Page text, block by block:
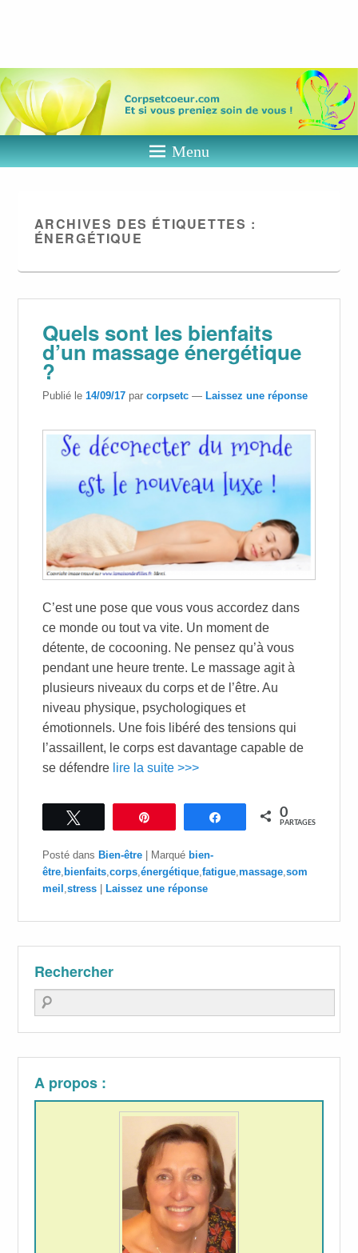
coeur
Et si vous preniez soin de vous ?
Menu
ARCHIVES DES ÉTIQUETTES :
ÉNERGÉTIQUE
Quels sont les bienfaits
d’un massage énergétique
?
Publié le14/09/17 parcorpsetc — Laissez une réponse
C’est une pose que vous vous accordez dans
ce monde ou tout va vite. Un moment de
détente, de cocooning. Ne pensez qu’à vous
pendant une heure trente. Le massage agit à
plusieurs niveaux du corps et de l’être. Au
niveau physique, psychologiques et
émotionnels. Une fois libéré des tensions qui
l’assaillent, le corps est davantage capable de
se défendre lire la suite >>>
Partagez 0
PARTAGES
Posté dans Bien-être Marqué bien-
être, bienfaits,corps,énergétique,fatigue,massage,som
meil ,stress Laissez une réponse
Rechercher
Recherche
A propos :